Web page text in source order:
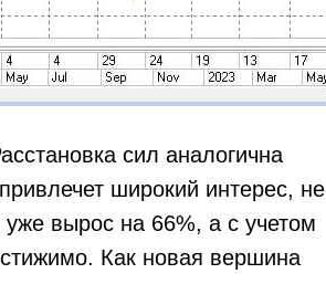
сил аналогична
широкий интерес, не
вырос на 66%, а с учетом
Как новая вершина